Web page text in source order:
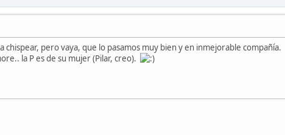
pero vaya, que lo pasamos muy bien y en inmejorable compañía.
la P es de su mujer (Pilar, creo).